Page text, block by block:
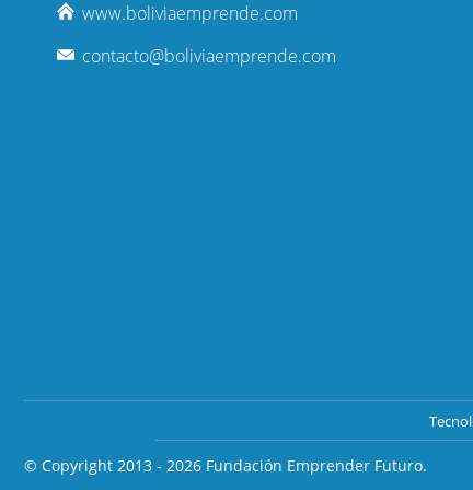
www.boliviaemprende.com
contacto@boliviaemprende.com
© Copyright 2013 - 2026 Fundación Emprender Futuro.